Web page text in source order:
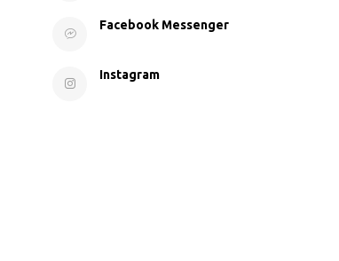
Facebook Messenger
Instagram